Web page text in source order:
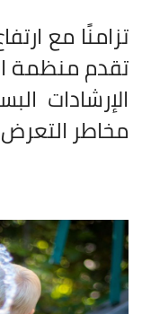
تزامنًا مع
تقدم منظمة
الإرشادات
مخاطر التعرض